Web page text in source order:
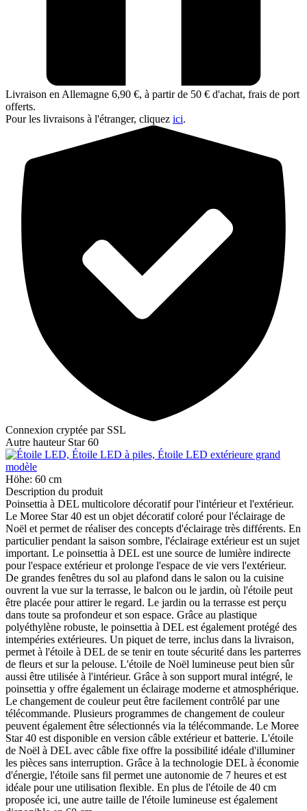
Livraison en Allemagne 6,90 €, à partir de 50 € d'achat, frais de port
offerts.
Pour les livraisons à l'étranger, cliquez ici.
Connexion cryptée par SSL
Autre hauteur Star 60
Höhe: 60 cm
Description du produit
Poinsettia à DEL multicolore décoratif pour l'intérieur et l'extérieur.
Le Moree Star 40 est un objet décoratif coloré pour l'éclairage de
Noël et permet de réaliser des concepts d'éclairage très différents. En
particulier pendant la saison sombre, l'éclairage extérieur est un sujet
important. Le poinsettia à DEL est une source de lumière indirecte
pour l'espace extérieur et prolonge l'espace de vie vers l'extérieur.
De grandes fenêtres du sol au plafond dans le salon ou la cuisine
ouvrent la vue sur la terrasse, le balcon ou le jardin, où l'étoile peut
être placée pour attirer le regard. Le jardin ou la terrasse est perçu
dans toute sa profondeur et son espace. Grâce au plastique
polyéthylène robuste, le poinsettia à DEL est également protégé des
intempéries extérieures. Un piquet de terre, inclus dans la livraison,
permet à l'étoile à DEL de se tenir en toute sécurité dans les parterres
de fleurs et sur la pelouse. L'étoile de Noël lumineuse peut bien sûr
aussi être utilisée à l'intérieur. Grâce à son support mural intégré, le
poinsettia y offre également un éclairage moderne et atmosphérique.
Le changement de couleur peut être facilement contrôlé par une
télécommande. Plusieurs programmes de changement de couleur
peuvent également être sélectionnés via la télécommande. Le Moree
Star 40 est disponible en version câble extérieur et batterie. L'étoile
de Noël à DEL avec câble fixe offre la possibilité idéale d'illuminer
les pièces sans interruption. Grâce à la technologie DEL à économie
d'énergie, l'étoile sans fil permet une autonomie de 7 heures et est
idéale pour une utilisation flexible. En plus de l'étoile de 40 cm
proposée ici, une autre taille de l'étoile lumineuse est également